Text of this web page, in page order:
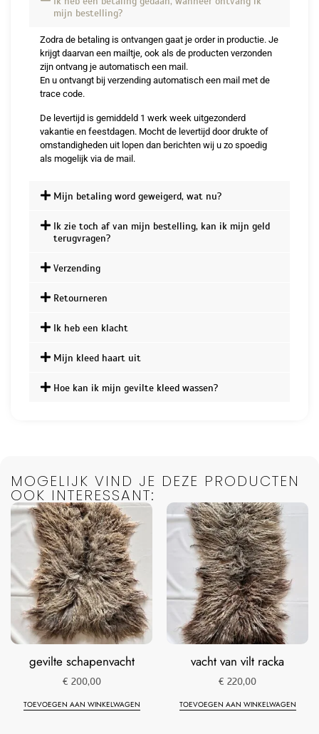
mijn bestelling?
Zodra de betaling is ontvangen gaat je order in productie. Je
krijgt daarvan een mailtje, ook als de producten verzonden
zijn ontvang je automatisch een mail.
En u ontvangt bij verzending automatisch een mail met de
trace code.
De levertijd is gemiddeld 1 werk week uitgezonderd
vakantie en feestdagen. Mocht de levertijd door drukte of
omstandigheden uit lopen dan berichten wij u zo spoedig
als mogelijk via de mail.
Mijn betaling word geweigerd, wat nu?
Ik zie toch af van mijn bestelling, kan ik mijn geld
terugvragen?
Verzending
Retourneren
Ik heb een klacht
Mijn kleed haart uit
Hoe kan ik mijn gevilte kleed wassen?
MOGELIJK VIND JE DEZE PRODUCTEN
OOK INTERESSANT:
gevilte schapenvacht
€ 200,00
TOEVOEGEN AAN WINKELWAGEN
vacht van vilt racka
€ 220,00
TOEVOEGEN AAN WINKELWAGEN